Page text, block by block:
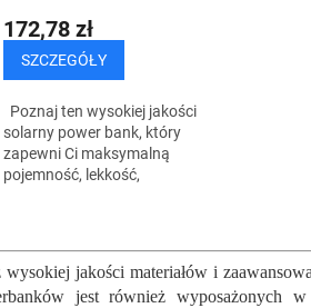
172,78 zł
SZCZEGÓŁY
Poznaj ten wysokiej jakości
solarny power bank, który
zapewni Ci maksymalną
pojemność, lekkość,
o
n
t
jakości materiałów i
jest również wyposażonych